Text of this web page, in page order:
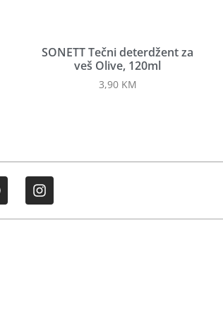
SONETT Tečni deterdžent za
veš Olive, 120ml
3,90 KM